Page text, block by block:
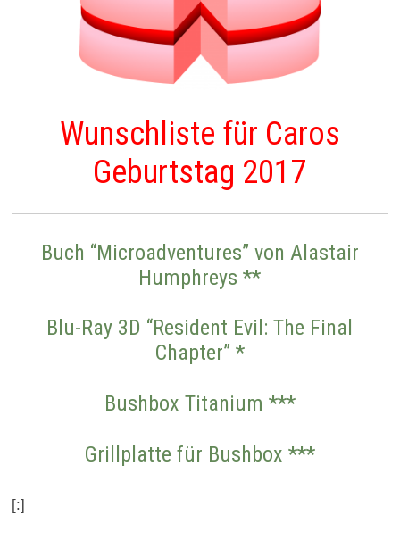
Wunschliste für Caros
Geburtstag 2017
Buch “Microadventures” von Alastair
Humphreys **
Blu-Ray 3D “Resident Evil: The Final
Chapter” *
Bushbox Titanium ***
Grillplatte für Bushbox ***
[:]